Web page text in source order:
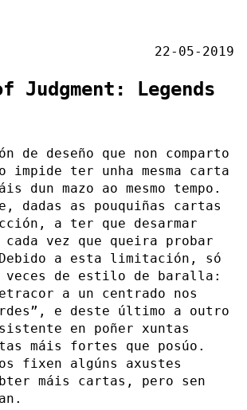
22-05-2019
Judgment: Legends
de deseño que non comparto
impide ter unha mesma carta
dun mazo ao mesmo tempo.
dadas as pouquiñas cartas
a ter que desarmar
vez que queira probar
a esta limitación, só
veces de estilo de baralla:
a un centrado nos
e deste último a outro
en poñer xuntas
máis fortes que posúo.
fixen algúns axustes
máis cartas, pero sen